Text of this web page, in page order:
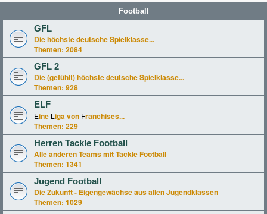
Football
GFL
Die höchste deutsche Spielklasse...
Themen: 2084
GFL 2
Die (gefühlt) höchste deutsche Spielklasse...
Themen: 928
ELF
Eine L iga von Franchises...
Themen: 229
Herren Tackle Football
Alle anderen Teams mit Tackle Football
Themen: 1341
Jugend Football
Die Zukunft - Eigengewächse aus allen Jugendklassen
Themen: 1029